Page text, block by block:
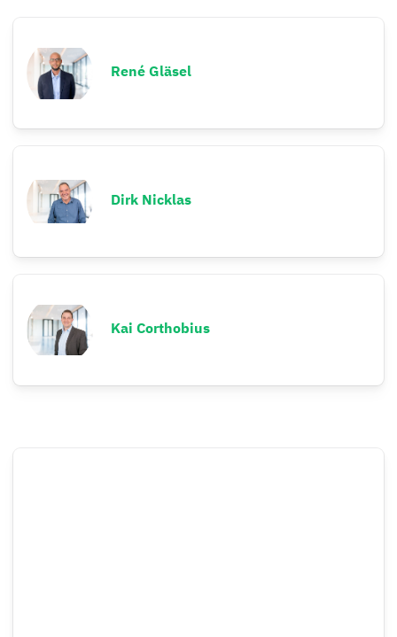
René Gläsel
Dirk Nicklas
Kai Corthobius